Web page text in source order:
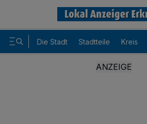
Die Stadt Stadtteile Kreis